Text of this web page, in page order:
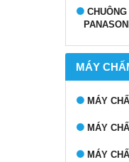
MÁY
MÁY
MÁY
MÁY